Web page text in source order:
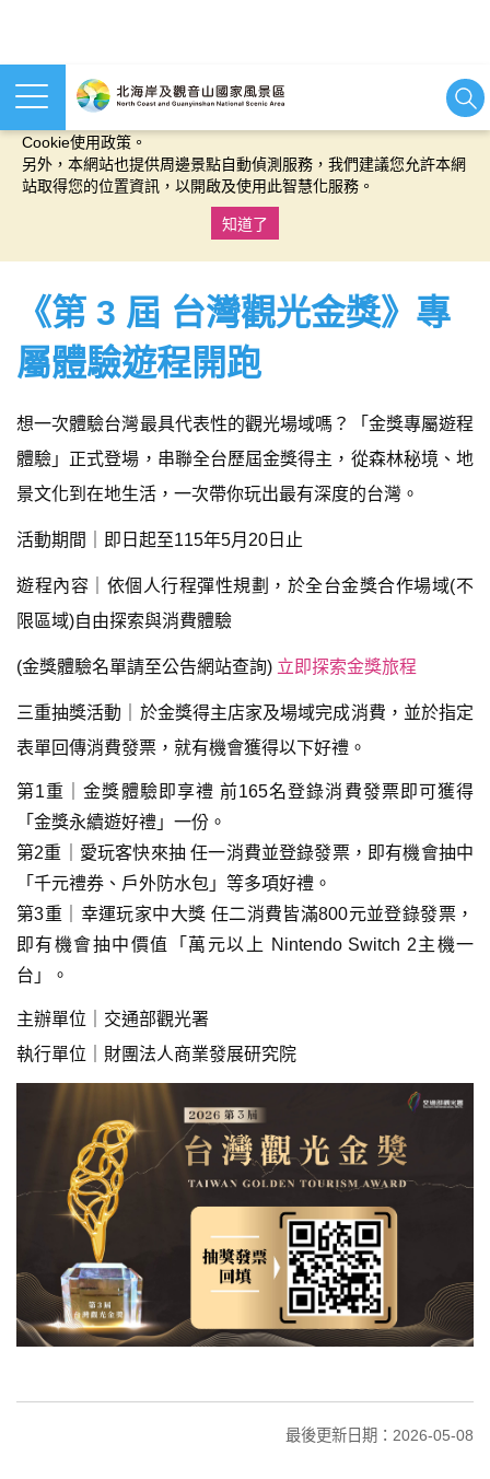
本網站使用cookies等相關技術以持續優化網站服務，並有助於為
Cookie使用政策。
另外，本網站也提供周邊景點自動偵測服務，我們建議您允許本網
站取得您的位置資訊，以開啟及使用此智慧化服務。
知道了
《第 3 屆 台灣觀光金獎》專
屬體驗遊程開跑
想一次體驗台灣最具代表性的觀光場域嗎？「金獎專屬遊程
體驗」正式登場，串聯全台歷屆金獎得主，從森林秘境、地
景文化到在地生活，一次帶你玩出最有深度的台灣。
活動期間｜即日起至115年5月20日止
遊程內容｜依個人行程彈性規劃，於全台金獎合作場域(不
限區域)自由探索與消費體驗
(金獎體驗名單請至公告網站查詢) 立即探索金獎旅程
三重抽獎活動｜於金獎得主店家及場域完成消費，並於指定
表單回傳消費發票，就有機會獲得以下好禮。
第1重｜金獎體驗即享禮 前165名登錄消費發票即可獲得
「金獎永續遊好禮」一份。
第2重｜愛玩客快來抽 任一消費並登錄發票，即有機會抽中
「千元禮券、戶外防水包」等多項好禮。
第3重｜幸運玩家中大獎 任二消費皆滿800元並登錄發票，
即有機會抽中價值「萬元以上 Nintendo Switch 2主機一
台」。
主辦單位｜交通部觀光署
執行單位｜財團法人商業發展研究院
最後更新日期：2026-05-08